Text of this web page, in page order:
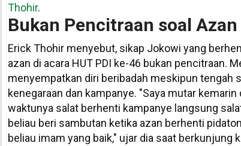
Thohir.
Bukan Pencitraan soal Azan
Erick Thohir menyebut, sikap Jokowi yang
azan di acara HUT PDI ke-46 bukan pencitraan.
menyempatkan diri beribadah meskipun tengah
kenegaraan dan kampanye. "Saya mutar
waktunya salat berhenti kampanye langsung
beliau beri sambutan ketika azan berhenti
beliau imam yang baik," ujar dia saat berkunjung